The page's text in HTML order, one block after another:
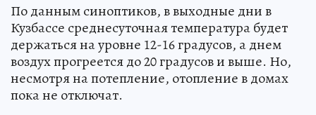
По данным синоптиков, в выходные дни в
Кузбассе среднесуточная температура будет
держаться на уровне 12-16 градусов, а днем
воздух прогреется до 20 градусов и выше. Но,
несмотря на потепление, отопление в домах
пока не отключат.